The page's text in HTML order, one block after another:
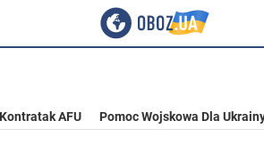
Kontratak AFU Pomoc Wojskowa Dla